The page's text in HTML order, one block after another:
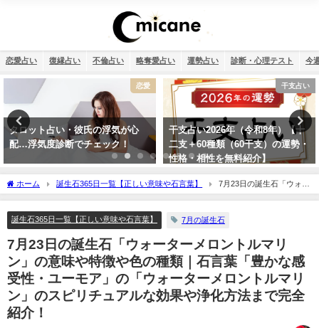
恋愛占い 復縁占い 不倫占い 略奪愛占い 運勢占い 診断・心理テスト 今
干支占い
干支占い2026年（令和8年）【十
二支＋60種類（60干支）の運勢・
復縁
タロット占い・元彼の今の私に対
する気持ちは？どう思ってる？
ホーム 誕生石365日一覧【正しい意味や石言葉】
7月23日の誕生石「ウォー
ターメロントルマリン」の意味や特徴や色の種類｜石言葉「豊かな感受性・ユーモ
紹介！
誕生石365日一覧【正しい意味や石言葉】 7月の誕生石
7月23日の誕生石「ウォーターメロントルマリ
ン」の意味や特徴や色の種類｜石言葉「豊かな感
受性・ユーモア」の「ウォーターメロントルマリ
ン」のスピリチュアルな効果や浄化方法まで完全
紹介！